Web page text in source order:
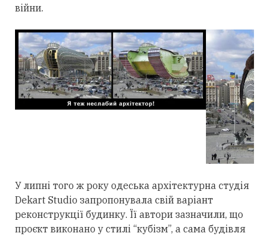
війни.
У липні того ж року одеська архітектурна студія
Dekart Studio запропонувала свій варіант
реконструкції будинку. Її автори зазначили, що
проєкт виконано у стилі “кубізм”, а сама будівля